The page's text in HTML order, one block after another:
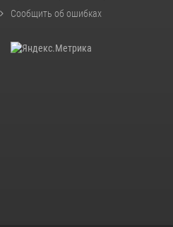
Сообщить об ошибках